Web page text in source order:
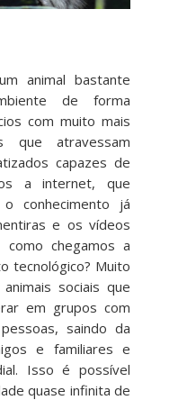
animal bastante
de forma
com muito mais
que atravessam
capazes de
a internet, que
conhecimento já
e os vídeos
como chegamos a
tecnológico? Muito
sociais que
em grupos com
saindo da
e familiares e
Isso é possível
quase infinita de